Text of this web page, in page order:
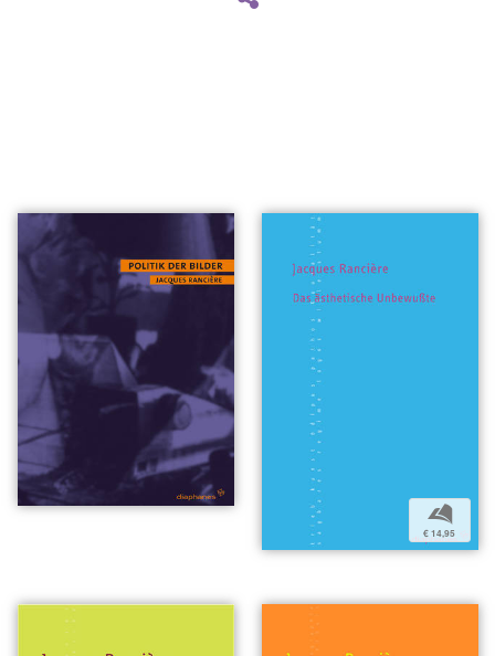
b
€ 14,95